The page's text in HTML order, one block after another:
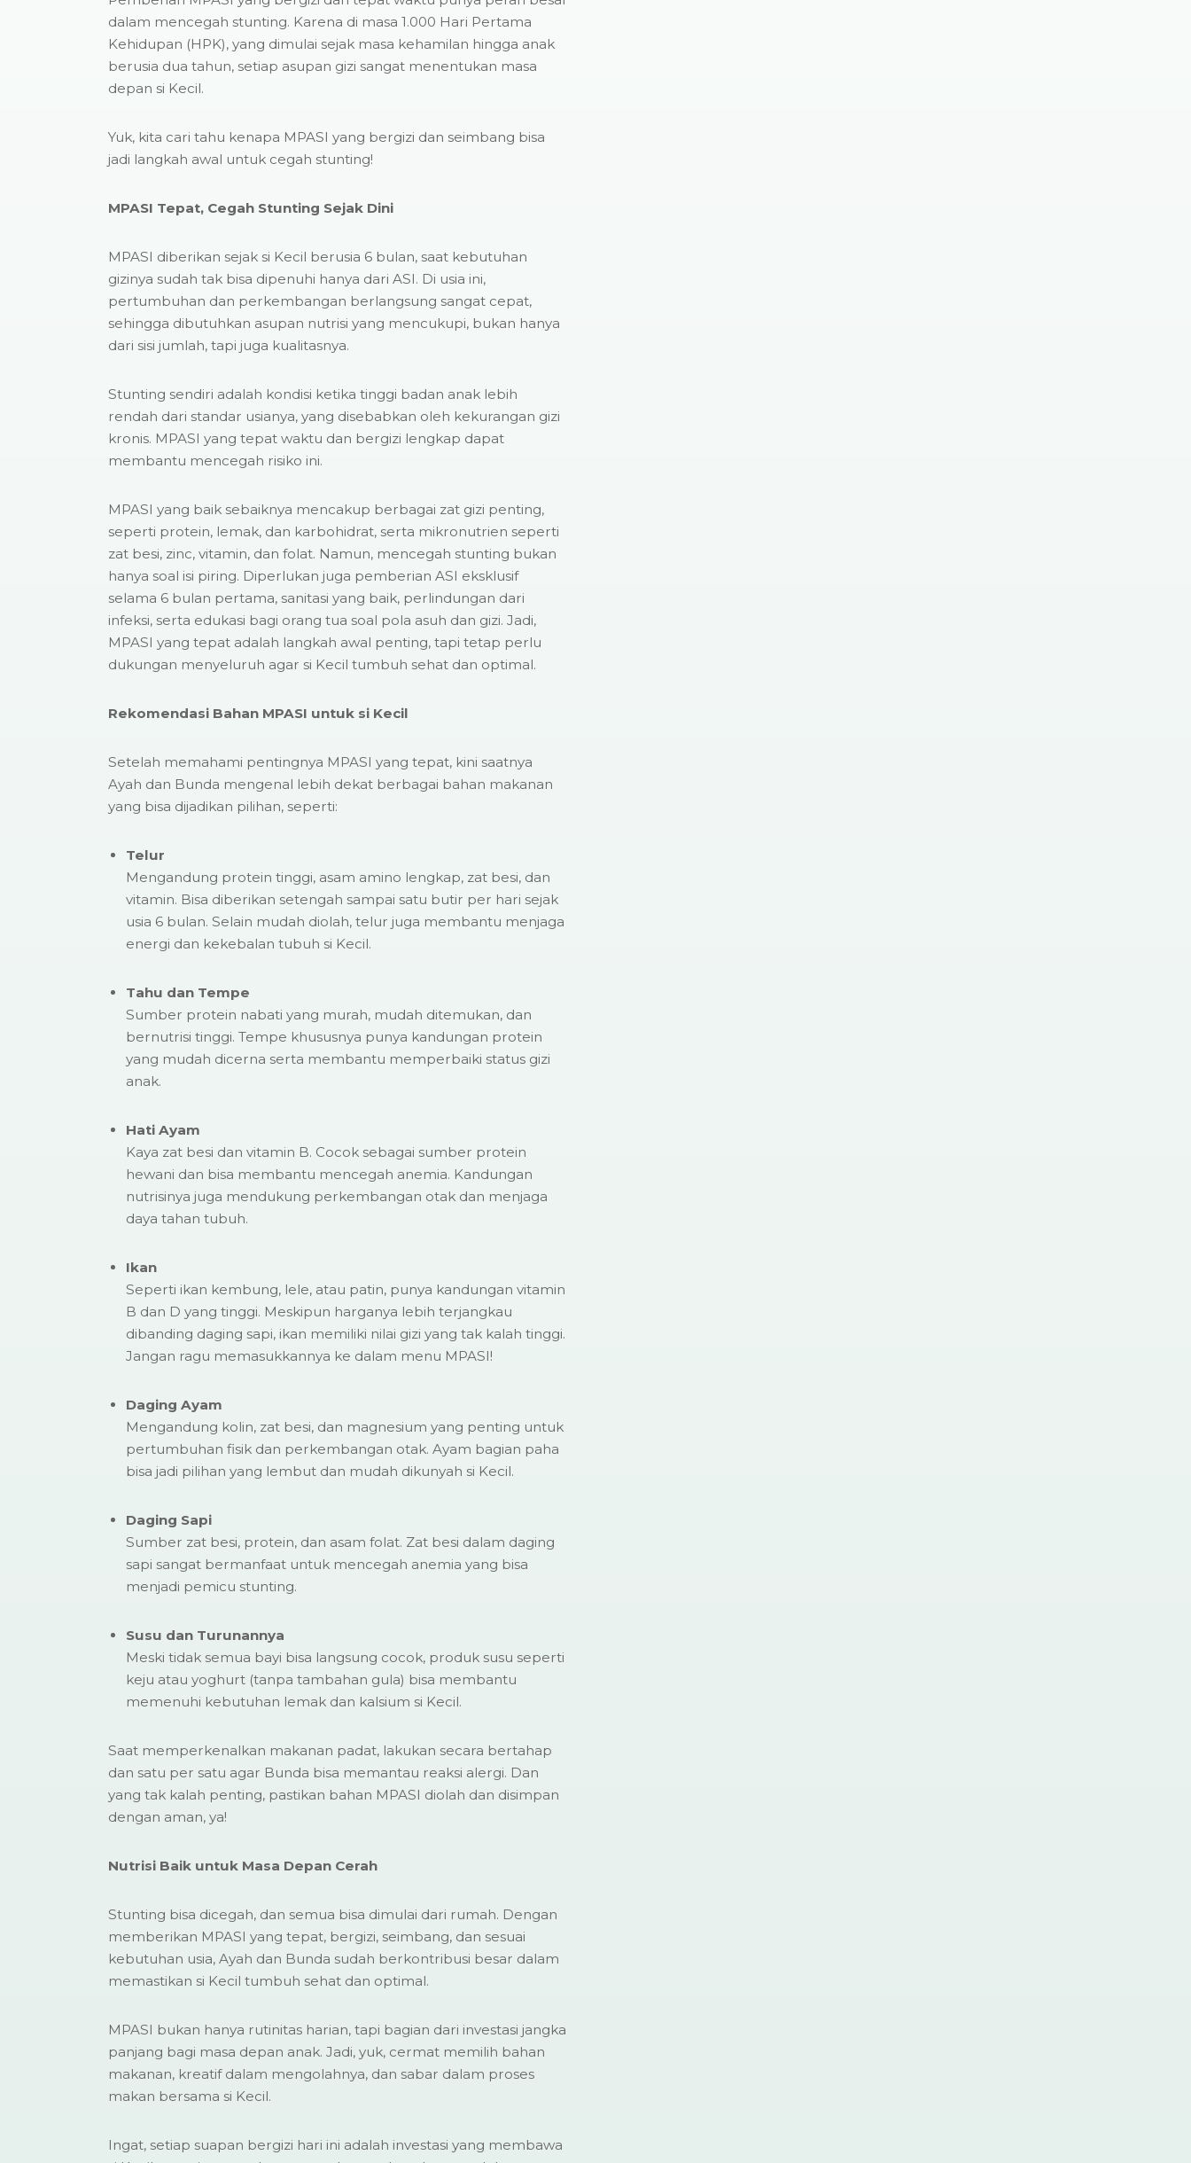
dalam mencegah stunting. Karena di masa 1.000 Hari Pertama
Kehidupan (HPK), yang dimulai sejak masa kehamilan hingga anak
berusia dua tahun, setiap asupan gizi sangat menentukan masa
depan si Kecil.
Yuk, kita cari tahu kenapa MPASI yang bergizi dan seimbang bisa
jadi langkah awal untuk cegah stunting!
MPASI Tepat, Cegah Stunting Sejak Dini
MPASI diberikan sejak si Kecil berusia 6 bulan, saat kebutuhan
gizinya sudah tak bisa dipenuhi hanya dari ASI. Di usia ini,
pertumbuhan dan perkembangan berlangsung sangat cepat,
sehingga dibutuhkan asupan nutrisi yang mencukupi, bukan hanya
dari sisi jumlah, tapi juga kualitasnya.
Stunting sendiri adalah kondisi ketika tinggi badan anak lebih
rendah dari standar usianya, yang disebabkan oleh kekurangan gizi
kronis. MPASI yang tepat waktu dan bergizi lengkap dapat
membantu mencegah risiko ini.
MPASI yang baik sebaiknya mencakup berbagai zat gizi penting,
seperti protein, lemak, dan karbohidrat, serta mikronutrien seperti
zat besi, zinc, vitamin, dan folat. Namun, mencegah stunting bukan
hanya soal isi piring. Diperlukan juga pemberian ASI eksklusif
selama 6 bulan pertama, sanitasi yang baik, perlindungan dari
infeksi, serta edukasi bagi orang tua soal pola asuh dan gizi. Jadi,
MPASI yang tepat adalah langkah awal penting, tapi tetap perlu
dukungan menyeluruh agar si Kecil tumbuh sehat dan optimal.
Rekomendasi Bahan MPASI untuk si Kecil
Setelah memahami pentingnya MPASI yang tepat, kini saatnya
Ayah dan Bunda mengenal lebih dekat berbagai bahan makanan
yang bisa dijadikan pilihan, seperti:
Telur
Mengandung protein tinggi, asam amino lengkap, zat besi, dan
vitamin. Bisa diberikan setengah sampai satu butir per hari sejak
usia 6 bulan. Selain mudah diolah, telur juga membantu menjaga
energi dan kekebalan tubuh si Kecil.
Tahu dan Tempe
Sumber protein nabati yang murah, mudah ditemukan, dan
bernutrisi tinggi. Tempe khususnya punya kandungan protein
yang mudah dicerna serta membantu memperbaiki status gizi
anak.
Hati Ayam
Kaya zat besi dan vitamin B. Cocok sebagai sumber protein
hewani dan bisa membantu mencegah anemia. Kandungan
nutrisinya juga mendukung perkembangan otak dan menjaga
daya tahan tubuh.
Ikan
Seperti ikan kembung, lele, atau patin, punya kandungan vitamin
B dan D yang tinggi. Meskipun harganya lebih terjangkau
dibanding daging sapi, ikan memiliki nilai gizi yang tak kalah tinggi.
Jangan ragu memasukkannya ke dalam menu MPASI!
Daging Ayam
Mengandung kolin, zat besi, dan magnesium yang penting untuk
pertumbuhan fisik dan perkembangan otak. Ayam bagian paha
bisa jadi pilihan yang lembut dan mudah dikunyah si Kecil.
Daging Sapi
Sumber zat besi, protein, dan asam folat. Zat besi dalam daging
sapi sangat bermanfaat untuk mencegah anemia yang bisa
menjadi pemicu stunting.
Susu dan Turunannya
Meski tidak semua bayi bisa langsung cocok, produk susu seperti
keju atau yoghurt (tanpa tambahan gula) bisa membantu
memenuhi kebutuhan lemak dan kalsium si Kecil.
Saat memperkenalkan makanan padat, lakukan secara bertahap
dan satu per satu agar Bunda bisa memantau reaksi alergi. Dan
yang tak kalah penting, pastikan bahan MPASI diolah dan disimpan
dengan aman, ya!
Nutrisi Baik untuk Masa Depan Cerah
Stunting bisa dicegah, dan semua bisa dimulai dari rumah. Dengan
memberikan MPASI yang tepat, bergizi, seimbang, dan sesuai
kebutuhan usia, Ayah dan Bunda sudah berkontribusi besar dalam
memastikan si Kecil tumbuh sehat dan optimal.
MPASI bukan hanya rutinitas harian, tapi bagian dari investasi jangka
panjang bagi masa depan anak. Jadi, yuk, cermat memilih bahan
makanan, kreatif dalam mengolahnya, dan sabar dalam proses
makan bersama si Kecil.
Ingat, setiap suapan bergizi hari ini adalah investasi yang membawa